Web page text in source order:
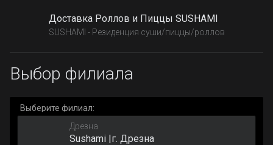
Доставка Роллов и Пиццы SUSHAMI
SUSHAMI - Резиденция суши/пиццы/роллов
Выбор филиала
Выберите филиал:
Дрезна
Sushami |г. Дрезна